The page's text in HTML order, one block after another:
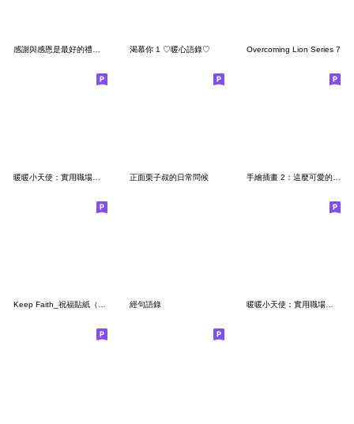
感謝與感恩是最好的禮物,貼圖傳遞愛與祝福 渴慕你 1 ♡暖心語錄♡ Overcoming Lion Series 7
正面栗子叔的日常問候 手繪插畫 2：這麼可愛的諧音祝福
經句語錄 暖暖小天使：實用職場回覆｜省空間（女版）